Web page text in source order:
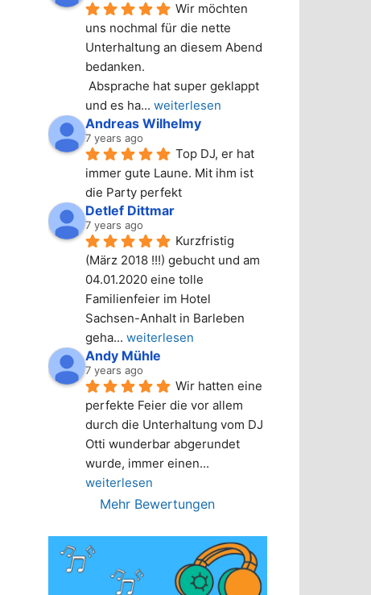
Wir möchten
uns nochmal für die nette
Unterhaltung an diesem Abend
bedanken.
Absprache hat super geklappt
und es ha... weiterlesen
Andreas Wilhelmy
7 years ago
Top DJ, er hat
immer gute Laune. Mit ihm ist
die Party perfekt
Detlef Dittmar
7 years ago
Kurzfristig
(März 2018 !!!) gebucht und am
04.01.2020 eine tolle
Familienfeier im Hotel
Sachsen-Anhalt in Barleben
geha... weiterlesen
Andy Mühle
7 years ago
Wir hatten eine
perfekte Feier die vor allem
durch die Unterhaltung vom DJ
Otti wunderbar abgerundet
wurde, immer einen
weiterlesen
Mehr Bewertungen